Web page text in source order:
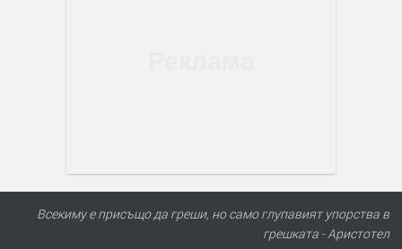
Всекиму е присъщо да греши, но само глупавият упорства в
грешката - Аристотел